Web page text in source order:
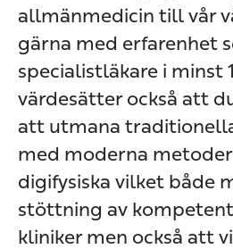
allmänmedicin till vår
gärna med erfarenhet
specialistläkare i minst
värdesätter också att
att utmana
med moderna
digifysiska vilket både
stöttning av
kliniker men också att